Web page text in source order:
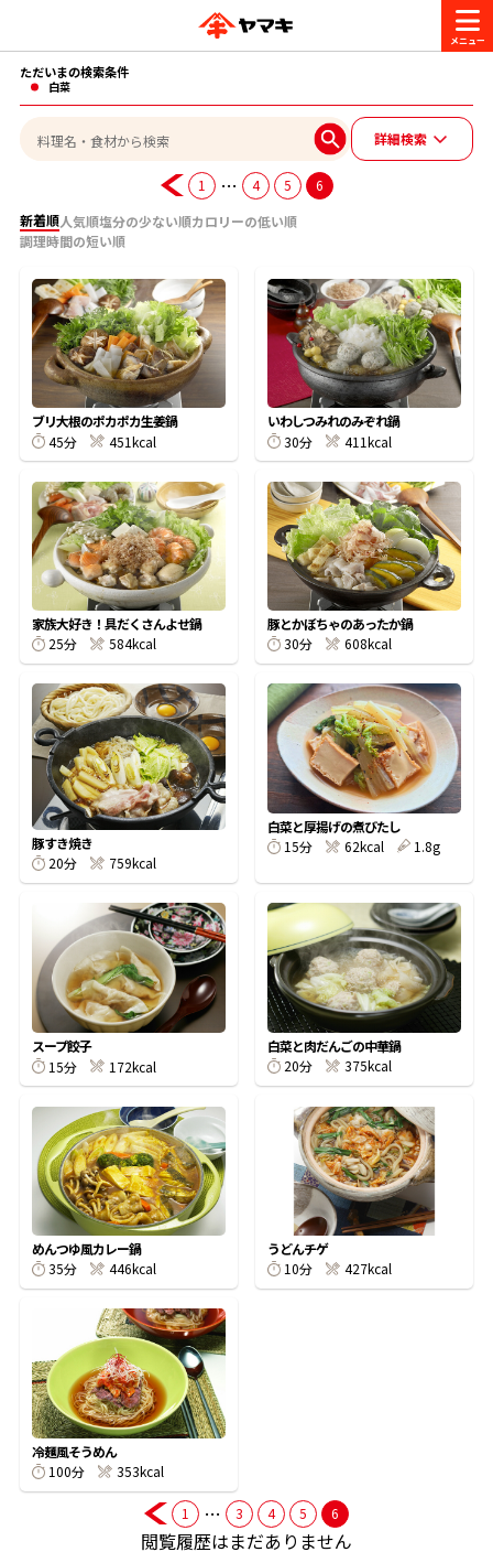
商品情報
ヤマキ『めんつゆ』 ヤマキ 割烹白だし
旨さ、別格。だし屋の鍋 韓福善シリーズ
サッと鍋® 楽チン鍋®
楽チン屋® ストレートつゆ
新鮮一番
レシピ
おいしいレシピを探す
おいしいレシピトップ
主食レシピ
主菜レシピ
汁物レシピ
時短レシピ
おいしいレシピを商品から探す
かつお節レシピ
めんつゆレシピ
割烹白だしレシピ
レシピ特設サイト
割烹白だしレシピ特集
だし巻き卵特集
かつおだしが決め手！簡単茶碗蒸し
かつお節・だしを楽しむ
かつお節・だしを知る
だしの取り方
かつお節の削り方
かつお節・だしをもっと知る
ヤマキ かつお節プラス®
かつお節・だしを楽しむ
だしコミュ
CM・キャンペーン
キャンペーン一覧
企業・採用情報
企業情報
- 百年対話
- ヤマキ かつお節プラス®
採用情報
- ジョブリターン制
お問い合わせ
ヤマキお客様相談室
オンラインショップ
コミュニティサイト
Global
ただいまの検索条件
白菜
詳細検索
1 … 4 5
6
新着順人気順塩分の少ない順カロリーの低い順
調理時間の短い順
ブリ大根のポカポカ生姜鍋
45分
451kcal
いわしつみれのみぞれ鍋
30分
411kcal
家族大好き！具だくさんよせ鍋
25分
584kcal
豚とかぼちゃのあったか鍋
30分
608kcal
豚すき焼き
20分
759kcal
白菜と厚揚げの煮びたし
15分
62kcal 1.8g
スープ餃子
15分
172kcal
白菜と肉だんごの中華鍋
20分
375kcal
めんつゆ風カレー鍋
35分
446kcal
うどんチゲ
10分
427kcal
冷麺風そうめん
100分
353kcal
1 … 3 4 5 6
閲覧履歴はまだありません